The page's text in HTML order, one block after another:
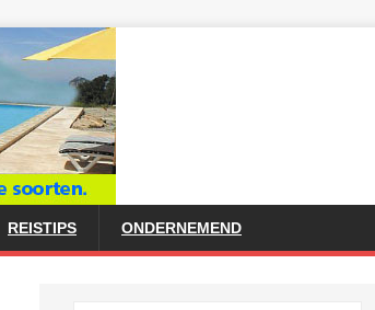
REISTIPS ONDERNEMEND